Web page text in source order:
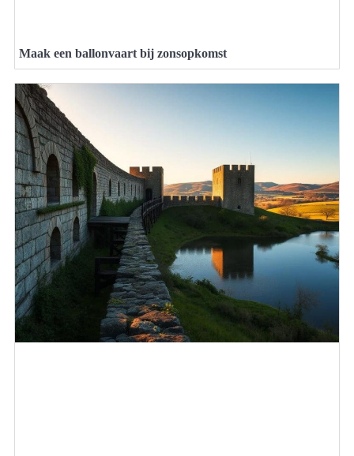
Maak een ballonvaart bij zonsopkomst